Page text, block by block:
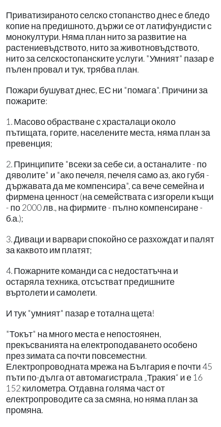
Приватизираното селско стопанство днес е бледо
копие на предишното, държи се от латифундисти с
монокултури. Няма план нито за развитие на
растениевъдството, нито за животновъдството,
нито за селскостопанските услуги. "Умният" пазар е
пълен провал и тук, трябва план.
Пожари бушуват днес, ЕС ни "помага". Причини за
пожарите:
1. Масово обрастване с храсталаци около
пътищата, горите, населените места, няма план за
превенция;
2. Принципите "всеки за себе си, а останалите - по
дяволите" и "ако печеля, печеля само аз, ако губя -
държавата да ме компенсира", са вече семейна и
фирмена ценност (на семействата с изгорели къщи
- по 2000 лв., на фирмите - пълно компенсиране -
б.а.);
3. Диваци и варвари спокойно се разхождат и палят
за каквото им платят;
4. Пожарните команди са с недостатъчна и
остаряла техника, отсъстват предишните
въртолети и самолети.
И тук "умният" пазар е тотална щета!
"Токът" на много места е непостоянен,
прекъсванията на електроподаването особено
през зимата са почти повсеместни.
Електропроводната мрежа на България е почти 45
пъти по-дълга от автомагистрала „Тракия“ и е 16
152 километра. Отдавна голяма част от
електропроводите са за смяна, но няма план за
промяна.